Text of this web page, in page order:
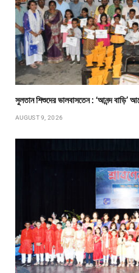
সুলতান শিশুদের ভালবাসতেন : ‘আনন্দ বাড়ি’
AUGUST 9, 2026